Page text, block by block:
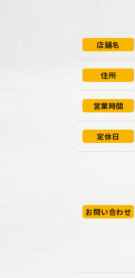
店舗名
住所
営業時間
定休日
お問い合わせ